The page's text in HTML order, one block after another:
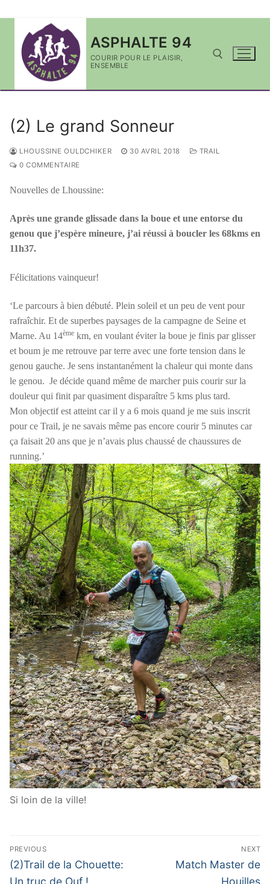
contenu
ASPHALTE 94
COURIR POUR LE PLAISIR,
ENSEMBLE
(2) Le grand Sonneur
LHOUSSINE OULDCHIKER 30 AVRIL 2018
TRAIL
0 COMMENTAIRE
Nouvelles de Lhoussine:
Après une grande glissade dans la boue et une entorse du
genou que j’espère mineure, j’ai réussi à boucler les 68kms en
11h37.
Félicitations vainqueur!
‘Le parcours à bien débuté. Plein soleil et un peu de vent pour
rafraîchir. Et de superbes paysages de la campagne de Seine et
Marne. Au 14ème km, en voulant éviter la boue je finis par glisser
et boum je me retrouve par terre avec une forte tension dans le
genou gauche. Je sens instantanément la chaleur qui monte dans
le genou. Je décide quand même de marcher puis courir sur la
douleur qui finit par quasiment disparaître 5 kms plus tard.
Mon objectif est atteint car il y a 6 mois quand je me suis inscrit
pour ce Trail, je ne savais même pas encore courir 5 minutes car
ça faisait 20 ans que je n’avais plus chaussé de chaussures de
running.’
Si loin de la ville!
Navigation
de
PREVIOUS
Previous
post:
(2)Trail de la Chouette:
Un truc de Ouf !
NEXT
Next
Match Master de
Houilles